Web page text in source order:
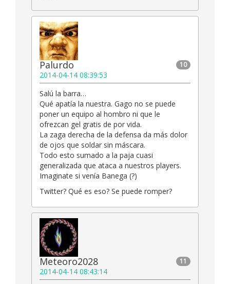
10
Palurdo
2014-04-14 08:39:53
Salú la barra…
Qué apatía la nuestra. Gago no se puede
poner un equipo al hombro ni que le
ofrezcan gel gratis de por vida.
La zaga derecha de la defensa da más dolor
de ojos que soldar sin máscara.
Todo esto sumado a la paja cuasi
generalizada que ataca a nuestros players.
Imaginate si venía Banega (?)
Twitter? Qué es eso? Se puede romper?
11
Meteoro2028
2014-04-14 08:43:14